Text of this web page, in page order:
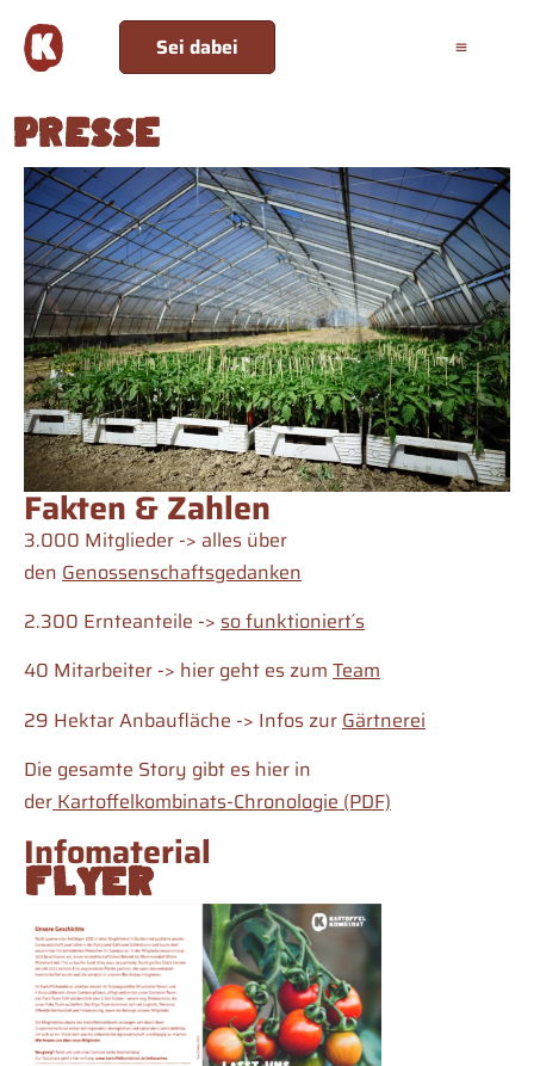
Sei dabei
Presse
Fakten & Zahlen
3.000 Mitglieder -> alles über
den Genossenschaftsgedanken
2.300 Ernteanteile -> so funktioniert´s
40 Mitarbeiter -> hier geht es zum Team
29 Hektar Anbaufläche -> Infos zur Gärtnerei
Die gesamte Story gibt es hier in
derKartoffelkombinats-Chronologie (PDF)
Infomaterial
Flyer